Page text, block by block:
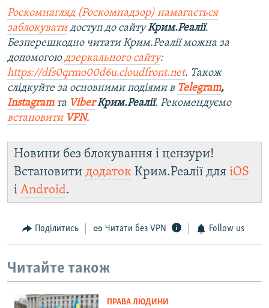
Роскомнагляд (Роскомнадзор) намагається
заблокуватидоступ до сайтуКрим.Реалії.
Безперешкодно читати Крим.Реалії можна за
допомогою дзеркального сайту:
https://dfs0qrmo00d6u.cloudfront.net. Також
слідкуйте за основними подіями в Telegram,
Instagramта ViberКрим.Реалії. Рекомендуємо
встановити VPN.
Новини без блокування і цензури!
Встановити додаток Крим.Реалії для iOS
і Android.
Поділитись Читати без VPN Follow us
Читайте також
ПРАВА ЛЮДИНИ